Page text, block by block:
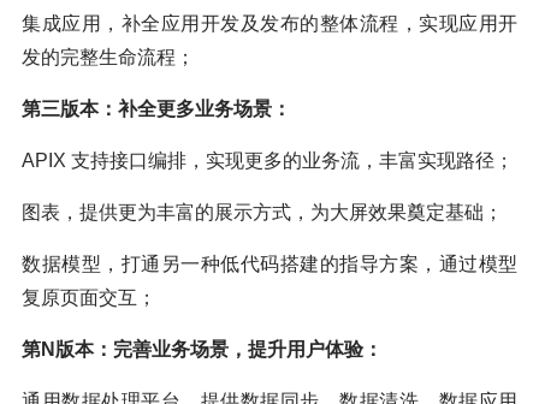
集成应用，补全应用开发及发布的整体流程，实现应用开
发的完整生命流程；
第三版本：补全更多业务场景：
APIX 支持接口编排，实现更多的业务流，丰富实现路径；
图表，提供更为丰富的展示方式，为大屏效果奠定基础；
数据模型，打通另一种低代码搭建的指导方案，通过模型
复原页面交互；
第N版本：完善业务场景，提升用户体验：